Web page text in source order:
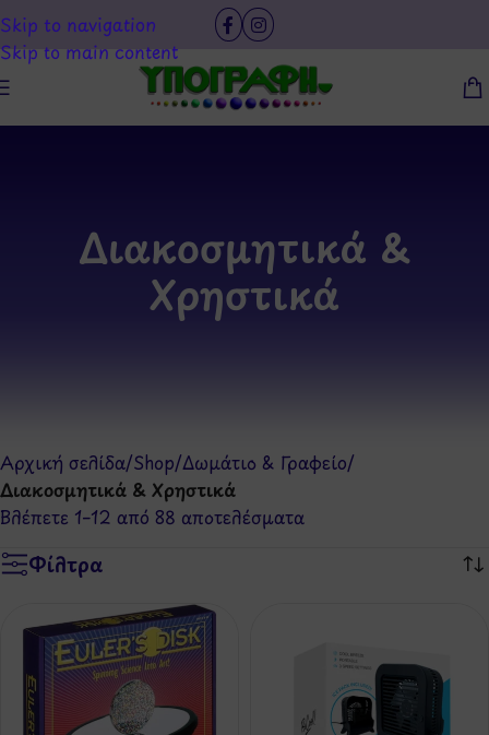
Skip to navigation
Skip to main content
Διακοσμητικά &
Χρηστικά
Αρχική σελίδα/Shop/Δωμάτιο & Γραφείο/
Διακοσμητικά & Χρηστικά
Βλέπετε 1–12 από 88 αποτελέσματα
Φίλτρα